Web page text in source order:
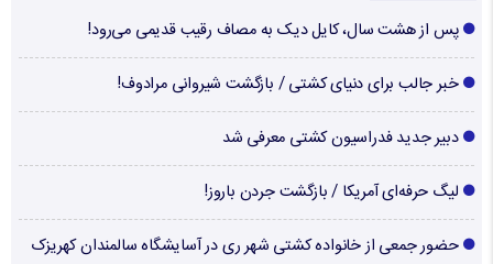
پس از هشت سال، کایل دیک به مصاف رقیب قدیمی می‌رود!
خبر جالب برای دنیای کشتی / بازگشت شیروانی مرادوف!
دبیر جدید فدراسیون کشتی معرفی شد
لیگ حرفه‌ای آمریکا / بازگشت جردن باروز!
حضور جمعی از خانواده کشتی شهر ری در آسایشگاه سالمندان کهریزک